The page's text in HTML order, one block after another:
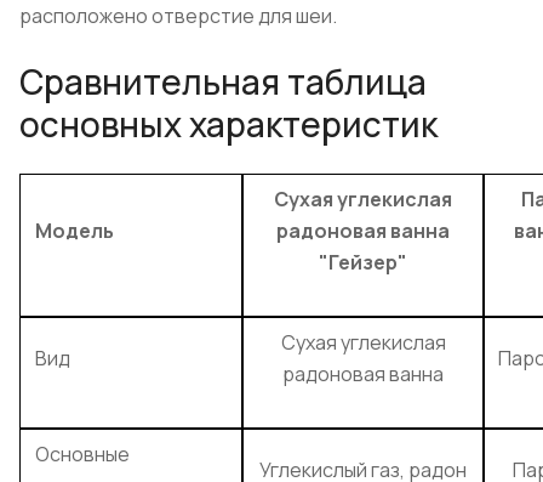
расположено отверстие для шеи.
Сравнительная таблица
основных характеристик
Модель
Сухая углекислая
радоновая ванна
"Гейзер"
Вид
Сухая углекислая
радоновая ванна
Основные
Углекислый газ, радон